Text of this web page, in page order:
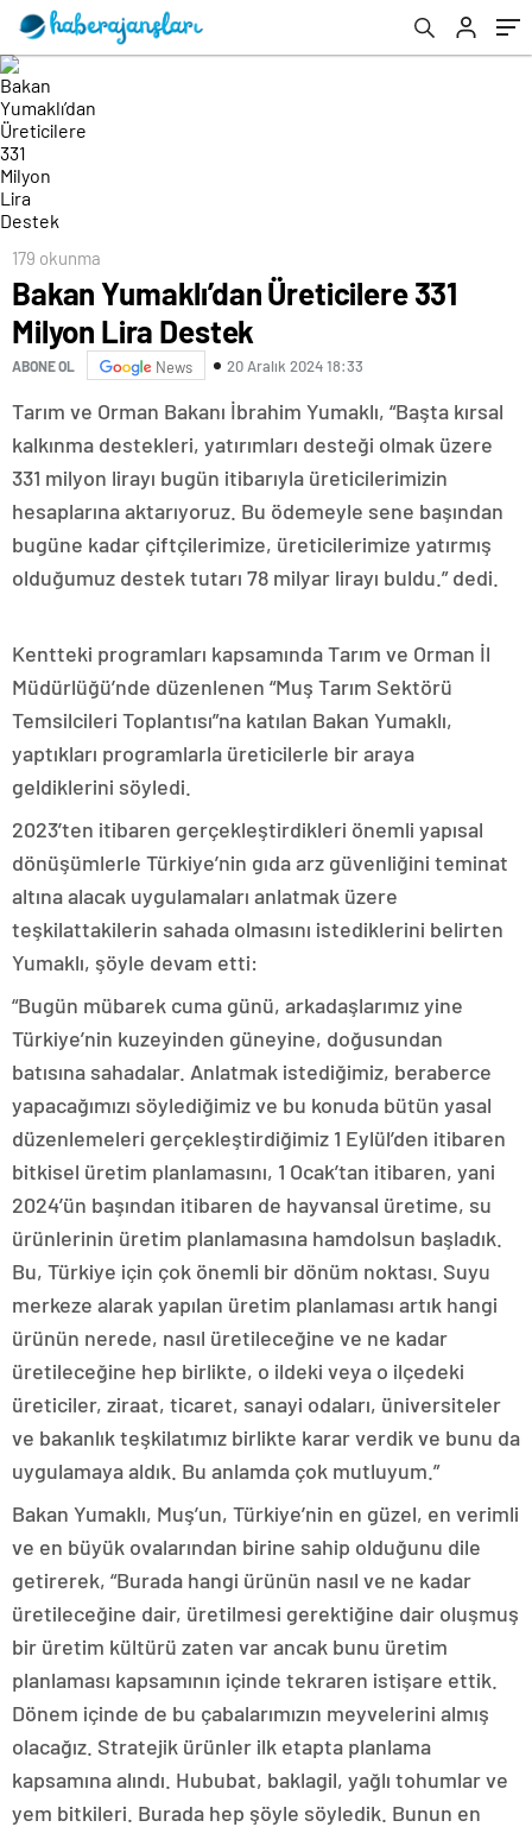
179 okunma
Bakan Yumaklı’dan Üreticilere 331
Milyon Lira Destek
ABONE OL News 20 Aralık 2024 18:33
Tarım ve Orman Bakanı İbrahim Yumaklı, “Başta kırsal
kalkınma destekleri, yatırımları desteği olmak üzere
331 milyon lirayı bugün itibarıyla üreticilerimizin
hesaplarına aktarıyoruz. Bu ödemeyle sene başından
bugüne kadar çiftçilerimize, üreticilerimize yatırmış
olduğumuz destek tutarı 78 milyar lirayı buldu.” dedi.
Kentteki programları kapsamında Tarım ve Orman İl
Müdürlüğü’nde düzenlenen “Muş Tarım Sektörü
Temsilcileri Toplantısı”na katılan Bakan Yumaklı,
yaptıkları programlarla üreticilerle bir araya
geldiklerini söyledi.
2023’ten itibaren gerçekleştirdikleri önemli yapısal
dönüşümlerle Türkiye’nin gıda arz güvenliğini teminat
altına alacak uygulamaları anlatmak üzere
teşkilattakilerin sahada olmasını istediklerini belirten
Yumaklı, şöyle devam etti:
“Bugün mübarek cuma günü, arkadaşlarımız yine
Türkiye’nin kuzeyinden güneyine, doğusundan
batısına sahadalar. Anlatmak istediğimiz, beraberce
yapacağımızı söylediğimiz ve bu konuda bütün yasal
düzenlemeleri gerçekleştirdiğimiz 1 Eylül’den itibaren
bitkisel üretim planlamasını, 1 Ocak’tan itibaren, yani
2024’ün başından itibaren de hayvansal üretime, su
ürünlerinin üretim planlamasına hamdolsun başladık.
Bu, Türkiye için çok önemli bir dönüm noktası. Suyu
merkeze alarak yapılan üretim planlaması artık hangi
ürünün nerede, nasıl üretileceğine ve ne kadar
üretileceğine hep birlikte, o ildeki veya o ilçedeki
üreticiler, ziraat, ticaret, sanayi odaları, üniversiteler
ve bakanlık teşkilatımız birlikte karar verdik ve bunu da
uygulamaya aldık. Bu anlamda çok mutluyum.”
Bakan Yumaklı, Muş’un, Türkiye’nin en güzel, en verimli
ve en büyük ovalarından birine sahip olduğunu dile
getirerek, “Burada hangi ürünün nasıl ve ne kadar
üretileceğine dair, üretilmesi gerektiğine dair oluşmuş
bir üretim kültürü zaten var ancak bunu üretim
planlaması kapsamının içinde tekraren istişare ettik.
Dönem içinde de bu çabalarımızın meyvelerini almış
olacağız. Stratejik ürünler ilk etapta planlama
kapsamına alındı. Hububat, baklagil, yağlı tohumlar ve
yem bitkileri. Burada hep şöyle söyledik. Bunun en